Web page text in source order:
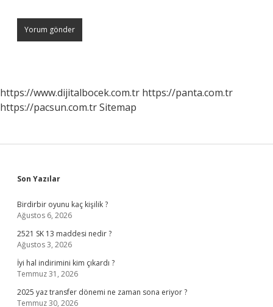
https://www.dijitalbocek.com.tr https://panta.com.tr
https://pacsun.com.trSitemap
Sidebar
Son Yazılar
Birdirbir oyunu kaç kişilik ?
Ağustos 6, 2026
2521 SK 13 maddesi nedir ?
Ağustos 3, 2026
İyi hal indirimini kim çıkardı ?
Temmuz 31, 2026
2025 yaz transfer dönemi ne zaman sona eriyor ?
Temmuz 30, 2026